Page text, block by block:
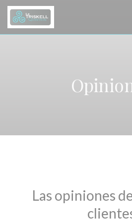
Personalización de sus opciones de
Las opiniones